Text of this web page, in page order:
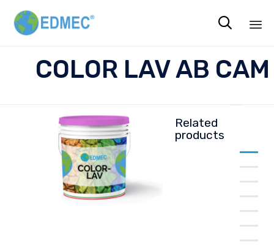

to
COLOR LAV AB CAM
Related
products